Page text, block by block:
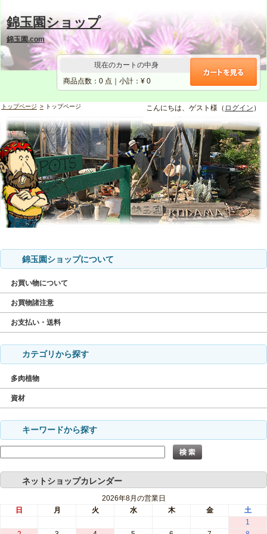
錦玉園ショップ
錦玉園.com
現在のカートの中身
商品点数： 0点｜小計：¥ 0
こんにちは、ゲスト様（ ログイン ）
トップページ トップページ
錦玉園ショップについて
お買い物について
お買物諸注意
お支払い・送料
カテゴリから探す
多肉植物
資材
キーワードから探す
ネットショップカレンダー
2026年8月の営業日
日
月 火 水 木 金
土
1